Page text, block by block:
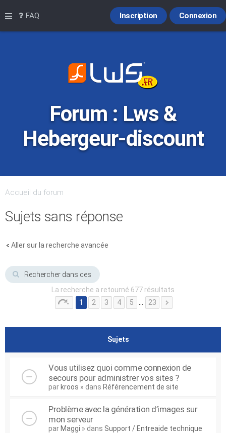
Raccourcis
FAQ Connexion
Inscription
Forum : Lws &
Hebergeur-discount
Accueil du forum
Sujets sans réponse
Aller sur la recherche avancée
La recherche a retourné 677 résultats
1
2 3 4 5 23
Sujets
Vous utilisez quoi comme connexion de
secours pour administrer vos sites ?
par kroos » dans Référencement de site
Problème avec la génération d’images sur
mon serveur
par Maggi » dans Support / Entreaide technique